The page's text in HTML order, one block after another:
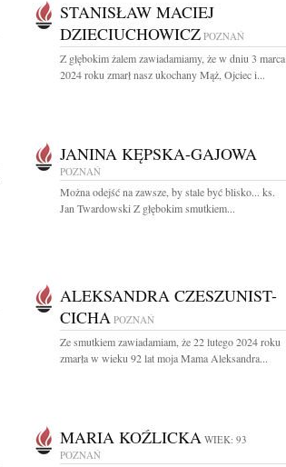
STANISŁAW MACIEJ
DZIECIUCHOWICZ POZNAŃ
Z głębokim żalem zawiadamiamy, że w dniu 3 marca
2024 roku zmarł nasz ukochany Mąż, Ojciec i...
JANINA KĘPSKA-GAJOWA
POZNAŃ
Można odejść na zawsze, by stale być blisko... ks.
Jan Twardowski Z głębokim smutkiem...
ALEKSANDRA CZESZUNIST-
CICHA POZNAŃ
Ze smutkiem zawiadamiam, że 22 lutego 2024 roku
zmarła w wieku 92 lat moja Mama Aleksandra...
MARIA KOŹLICKA WIEK: 93
POZNAŃ